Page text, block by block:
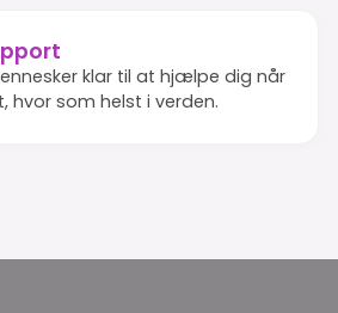
klar til at hjælpe dig når
hvor som helst i verden.